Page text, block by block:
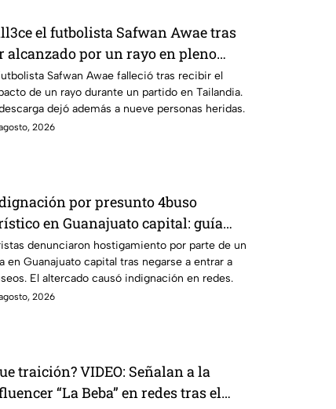
el futbolista Safwan Awae tras
alcanzado por un rayo en pleno
Safwan Awae falleció tras recibir el
de un rayo durante un partido en Tailandia.
dejó además a nueve personas heridas.
2026
por presunto 4buso
en Guanajuato capital: guía
a visitantes
denunciaron hostigamiento por parte de un
en Guanajuato capital tras negarse a entrar a
El altercado causó indignación en redes.
2026
traición? VIDEO: Señalan a la
“La Beba” en redes tras el